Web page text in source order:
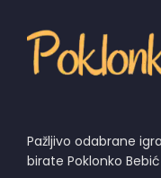
Pažljivo odabrane
birate Poklonko